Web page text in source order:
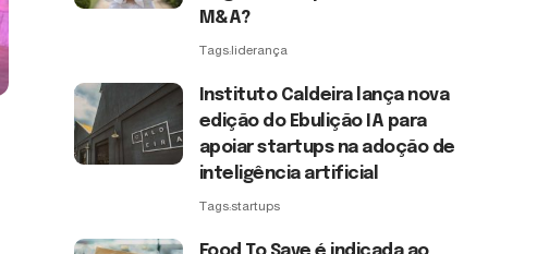
M&A?
Tags:liderança
Instituto Caldeira lança nova
edição do Ebulição IA para
apoiar startups na adoção de
inteligência artificial
Tags:startups